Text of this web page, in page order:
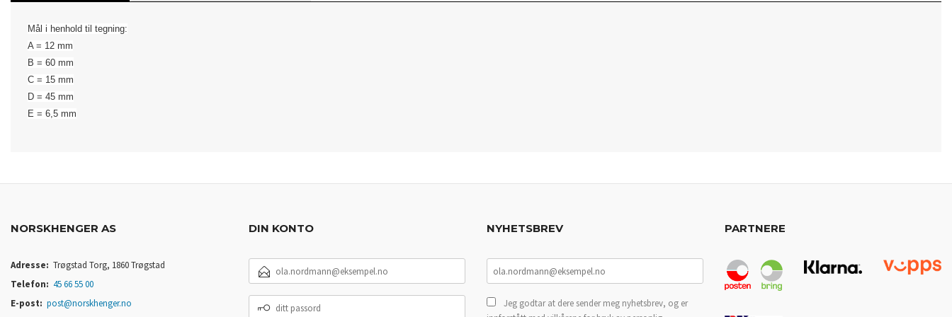
Mål i henhold til tegning:
A = 12 mm
B = 60 mm
C = 15 mm
D = 45 mm
​E = 6,5 mm
NORSKHENGER AS
Adresse: Trøgstad Torg, 1860 Trøgstad
Telefon: 45 66 55 00
E-post: post@norskhenger.no
DIN KONTO
POSTADRESSE
PASSORD
NYHETSBREV
Jeg godtar at dere sender meg nyhetsbrev, og er
PARTNERE